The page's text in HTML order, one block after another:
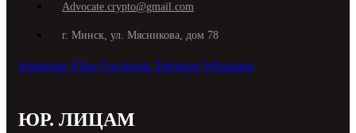
Advocate.crypto@gmail.com
г. Минск, ул. Мясникова, дом 78
Instagram Viber Facebook Telegram Whatsapp
ЮР. ЛИЦАМ